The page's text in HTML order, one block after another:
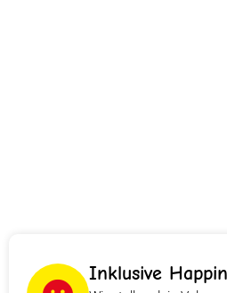
Inklusive